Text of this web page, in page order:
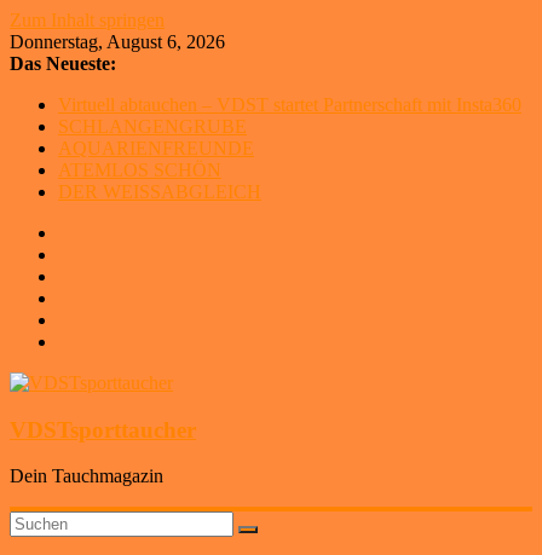
Zum Inhalt springen
Donnerstag, August 6, 2026
Das Neueste:
Virtuell abtauchen – VDST startet Partnerschaft mit Insta360
SCHLANGENGRUBE
AQUARIENFREUNDE
ATEMLOS SCHÖN
DER WEISSABGLEICH
VDSTsporttaucher
Dein Tauchmagazin